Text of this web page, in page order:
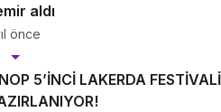
aldı
önce
5’İNCİ LAKERDA